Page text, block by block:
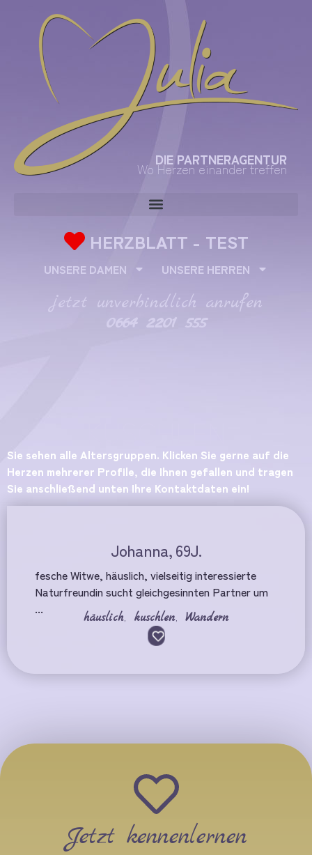
Wo Herzen einander treffen
DIE PARTNERAGENTUR
HERZBLATT - TEST
UNSERE DAMEN UNSERE HERREN
jetzt unverbindlich anrufen
0664 2201 555
Sie sehen alle Altersgruppen. Klicken Sie gerne auf die
Herzen mehrerer Profile, die Ihnen gefallen und tragen
Sie anschließend unten Ihre Kontaktdaten ein!
Johanna, 69J.
fesche Witwe, häuslich, vielseitig interessierte
Naturfreundin sucht gleichgesinnten Partner um
...
häuslich, kuschlen, Wandern
Jetzt kennenlernen